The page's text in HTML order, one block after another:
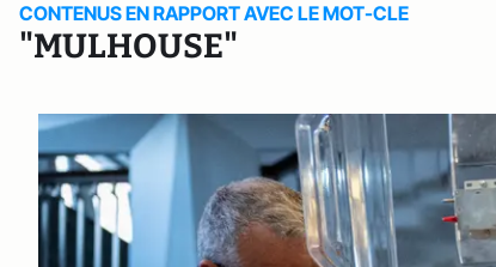
CONTENUS EN RAPPORT AVEC LE MOT-CLE
"MULHOUSE"